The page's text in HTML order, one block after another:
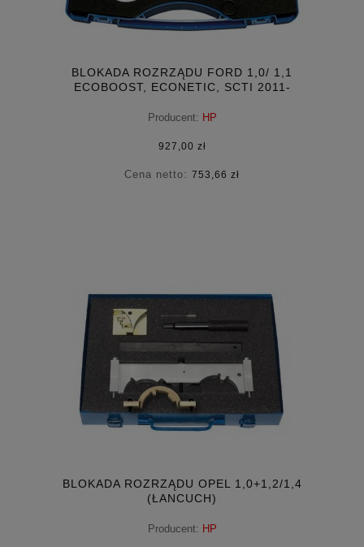
BLOKADA ROZRZĄDU FORD 1,0/ 1,1
ECOBOOST, ECONETIC, SCTI 2011-
Producent: HP
927,00 zł
Cena netto: 753,66 zł
BLOKADA ROZRZĄDU OPEL 1,0+1,2/1,4
(ŁANCUCH)
Producent: HP